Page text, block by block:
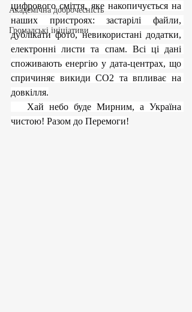
Академічна доброчесність
Громадські ініціативи
цифрового сміття, яке накопичується на
наших пристроях: застарілі файли,
дублікати фото, невикористані додатки,
електронні листи та спам. Всі ці дані
споживають енергію у дата-центрах, що
спричиняє викиди CO2 та впливає на
довкілля.
чистою! Разом до Перемоги!